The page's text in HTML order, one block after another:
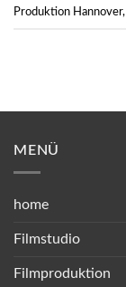
Produktion Hannover,
MENÜ
home
Filmstudio
Filmproduktion